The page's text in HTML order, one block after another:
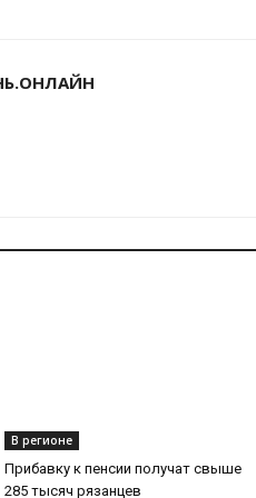
В регионе
Прибавку к пенсии получат свыше
285 тысяч рязанцев